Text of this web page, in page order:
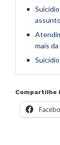
assunto
mais
Compartilhe